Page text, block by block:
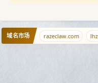
域名市场
0ci.com razeclaw.com